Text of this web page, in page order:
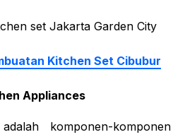
Kitchen Set Cibubur
Appliances
komponen-komponen